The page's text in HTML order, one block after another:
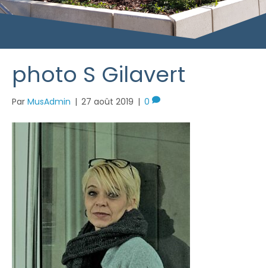
photo S Gilavert
Par MusAdmin | 27 août 2019 | 0